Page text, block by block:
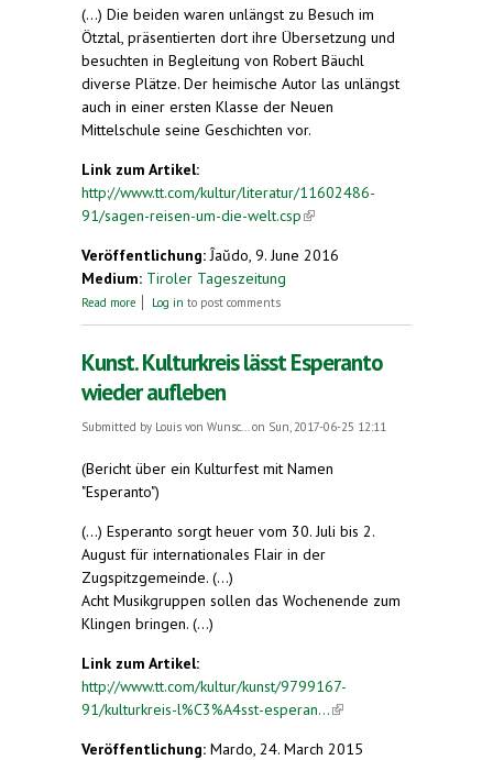
(...) Die beiden waren unlängst zu Besuch im
Ötztal, präsentierten dort ihre Übersetzung und
besuchten in Begleitung von Robert Bäuchl
diverse Plätze. Der heimische Autor las unlängst
auch in einer ersten Klasse der Neuen
Mittelschule seine Geschichten vor.
Link zum Artikel:
http://www.tt.com/kultur/literatur/11602486-
91/sagen-reisen-um-die-welt.csp(link is external)
Veröffentlichung: Ĵaŭdo, 9. June 2016
Medium: Tiroler Tageszeitung
Read more about Literatur. Sagen reisen um die Welt
Log in to post comments
Kunst. Kulturkreis lässt Esperanto
wieder aufleben
Submitted by Louis von Wunsc... on Sun, 2017-06-25 12:11
(Bericht über ein Kulturfest mit Namen
"Esperanto")
(...) Esperanto sorgt heuer vom 30. Juli bis 2.
August für internationales Flair in der
Zugspitzgemeinde. (...)
Acht Musikgruppen sollen das Wochenende zum
Klingen bringen. (...)
Link zum Artikel:
http://www.tt.com/kultur/kunst/9799167-
91/kulturkreis-l%C3%A4sst-esperan...(link is
Veröffentlichung: Mardo, 24. March 2015